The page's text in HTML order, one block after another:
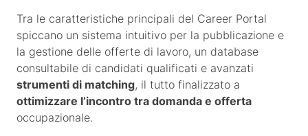
Tra le caratteristiche principali del Career Portal
spiccano un sistema intuitivo per la pubblicazione e
la gestione delle offerte di lavoro, un database
consultabile di candidati qualificati e avanzati
strumenti di matching, il tutto finalizzato a
ottimizzare l’incontro tra domanda e offerta
occupazionale.